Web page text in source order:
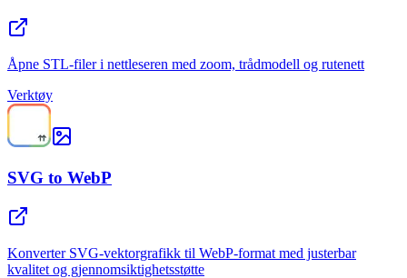
Åpne STL-filer i nettleseren med zoom, trådmodell og rutenett
Verktøy
SVG to WebP
Konverter SVG-vektorgrafikk til WebP-format med justerbar
kvalitet og gjennomsiktighetsstøtte